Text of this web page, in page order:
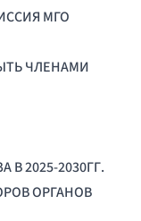
МГО
ЧЛЕНАМИ
2025-2030ГГ.
ОРГАНОВ